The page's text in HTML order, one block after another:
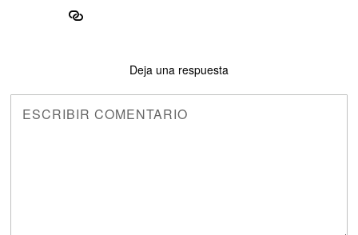
Deja una respuesta